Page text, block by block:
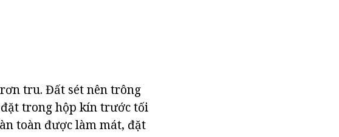
tru. Đất sét nên trông
trong hộp kín trước tối
toàn được làm mát, đặt